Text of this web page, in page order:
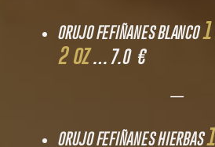
ORUJO FEFIÑANES BLANCO
2 oz…7.0 €
—
ORUJO FEFIÑANES HIERBAS